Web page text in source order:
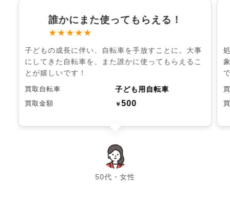
誰かにまた使ってもらえる！
★★★★★
子どもの成長に伴い、自転車を手放すことに。大事
にしてきた自転車を、また誰かに使ってもらえるこ
とが嬉しいです！
買取自転車 子ども用自転車
買取金額 ￥500
50代・女性
chevron_left chevron_right